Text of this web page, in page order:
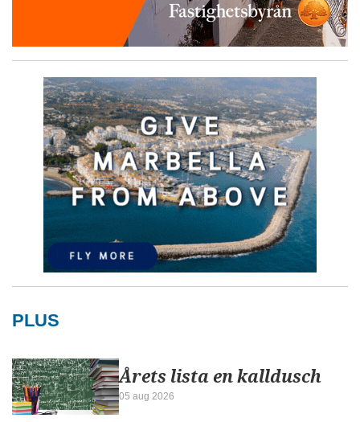
PLUS
Årets lista en kalldusch
05 aug 2026